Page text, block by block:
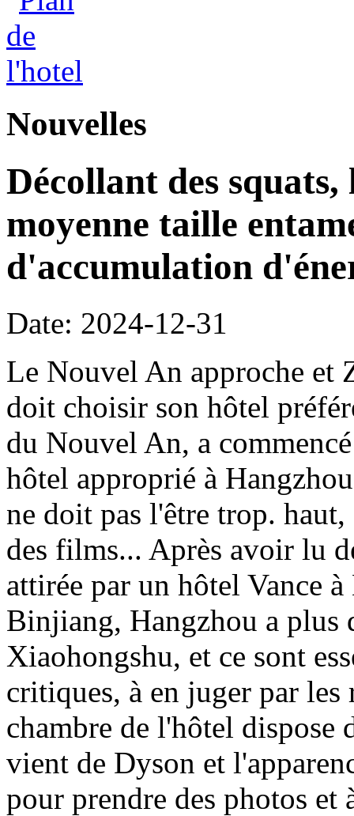
Nouvelles
Décollant des
moyenne taille
d'accumulation
Date: 2024-12-31
Le Nouvel An approche et
doit choisir son hôtel
du Nouvel An, a
hôtel approprié à
ne doit pas l'être trop.
des films... Après avoir lu
attirée par un hôtel Vance
Binjiang, Hangzhou a plus
Xiaohongshu, et ce sont
critiques, à en juger par les
chambre de l'hôtel dispose
vient de Dyson et
pour prendre des photos